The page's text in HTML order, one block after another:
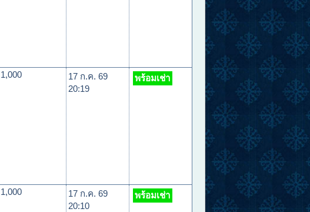
1,000
17 ก.ค. 69
20:19
พร้อมเช่า
1,000
17 ก.ค. 69
20:10
พร้อมเช่า